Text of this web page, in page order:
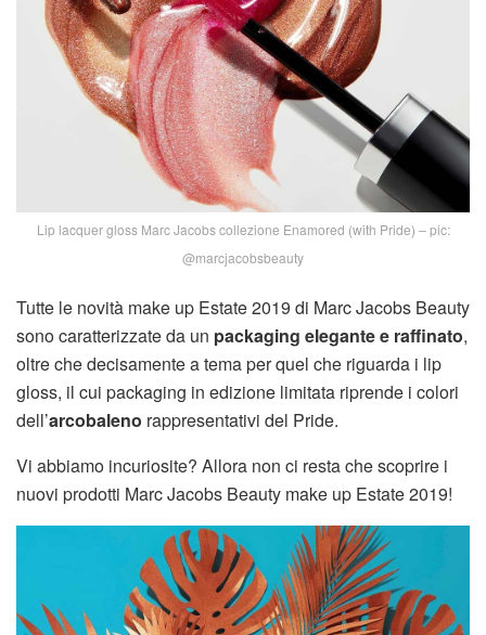
Lip lacquer gloss Marc Jacobs collezione Enamored (with Pride) – pic:
@marcjacobsbeauty
Tutte le novità make up Estate 2019 di Marc Jacobs Beauty
sono caratterizzate da un packaging elegante e raffinato,
oltre che decisamente a tema per quel che riguarda i lip
gloss, il cui packaging in edizione limitata riprende i colori
dell’arcobaleno rappresentativi del Pride.
Vi abbiamo incuriosite? Allora non ci resta che scoprire i
nuovi prodotti Marc Jacobs Beauty make up Estate 2019!